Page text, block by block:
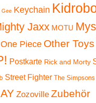
Gee Keychain
Jaxx MOTU
One Piece Other Toys
Postkarte Rick and Morty
Street Fighter The Simpsons
Zozoville Zubehör